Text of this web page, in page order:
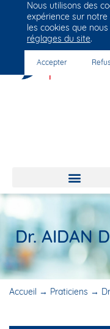
Dr. AIDAN
Accueil → Praticiens →
Nous utilisons des
expérience sur
les cookies que
réglages du site.
Accepter